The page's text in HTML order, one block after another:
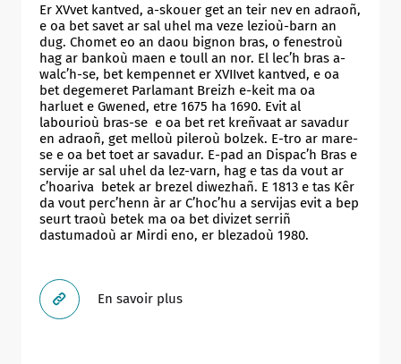
Er XVvet kantved, a-skouer get an teir nev en adraoñ,
e oa bet savet ar sal uhel ma veze lezioù-barn an
dug. Chomet eo an daou bignon bras, o fenestroù
hag ar bankoù maen e toull an nor. El lec’h bras a-
walc’h-se, bet kempennet er XVIIvet kantved, e oa
bet degemeret Parlamant Breizh e-keit ma oa
harluet e Gwened, etre 1675 ha 1690. Evit al
labourioù bras-se e oa bet ret kreñvaat ar savadur
en adraoñ, get melloù pileroù bolzek. E-tro ar mare-
se e oa bet toet ar savadur. E-pad an Dispac’h Bras e
servije ar sal uhel da lez-varn, hag e tas da vout ar
c’hoariva betek ar brezel diwezhañ. E 1813 e tas Kêr
da vout perc’henn àr ar C’hoc’hu a servijas evit a bep
seurt traoù betek ma oa bet divizet serriñ
dastumadoù ar Mirdi eno, er blezadoù 1980.
En savoir plus